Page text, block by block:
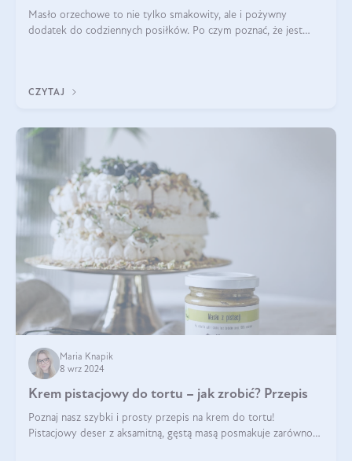
Masło orzechowe to nie tylko smakowity, ale i pożywny
dodatek do codziennych posiłków. Po czym poznać, że jest
CZYTAJ
Maria Knapik
8 wrz 2024
Krem pistacjowy do tortu – jak zrobić? Przepis
Poznaj nasz szybki i prosty przepis na krem do tortu!
Pistacjowy deser z aksamitną, gęstą masą posmakuje zarówno